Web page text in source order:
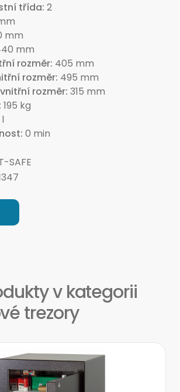
třída 2
mm
mm
rozměr 405 mm
rozměr 495 mm
rozměr 315 mm
195 kg
0 min
SAFE
v kategorii
trezory